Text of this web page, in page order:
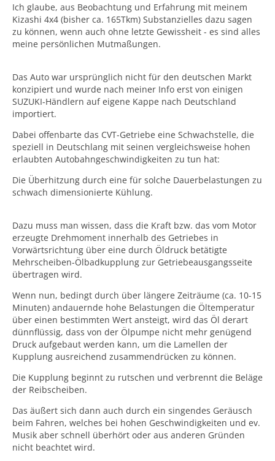
Ich glaube, aus Beobachtung und Erfahrung mit meinem
Kizashi 4x4 (bisher ca. 165Tkm) Substanzielles dazu sagen
zu können, wenn auch ohne letzte Gewissheit - es sind alles
meine persönlichen Mutmaßungen.
Das Auto war ursprünglich nicht für den deutschen Markt
konzipiert und wurde nach meiner Info erst von einigen
SUZUKI-Händlern auf eigene Kappe nach Deutschland
importiert.
Dabei offenbarte das CVT-Getriebe eine Schwachstelle, die
speziell in Deutschlang mit seinen vergleichsweise hohen
erlaubten Autobahngeschwindigkeiten zu tun hat:
Die Überhitzung durch eine für solche Dauerbelastungen zu
schwach dimensionierte Kühlung.
Dazu muss man wissen, dass die Kraft bzw. das vom Motor
erzeugte Drehmoment innerhalb des Getriebes in
Vorwärtsrichtung über eine durch Öldruck betätigte
Mehrscheiben-Ölbadkupplung zur Getriebeausgangsseite
übertragen wird.
Wenn nun, bedingt durch über längere Zeiträume (ca. 10-15
Minuten) andauernde hohe Belastungen die Öltemperatur
über einen bestimmten Wert ansteigt, wird das Öl derart
dünnflüssig, dass von der Ölpumpe nicht mehr genügend
Druck aufgebaut werden kann, um die Lamellen der
Kupplung ausreichend zusammendrücken zu können.
Die Kupplung beginnt zu rutschen und verbrennt die Beläge
der Reibscheiben.
Das äußert sich dann auch durch ein singendes Geräusch
beim Fahren, welches bei hohen Geschwindigkeiten und ev.
Musik aber schnell überhört oder aus anderen Gründen
nicht beachtet wird.